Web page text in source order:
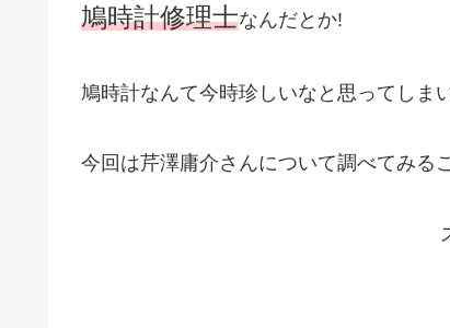
鳩時計修理士なんだとか!
鳩時計なんて今時珍しいなと思ってしま
今回は芹澤庸介さんについて調べてみる